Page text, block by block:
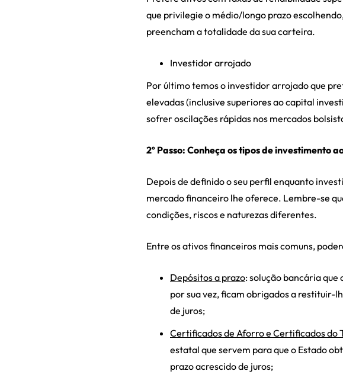
que privilegie o médio/longo prazo
preencham a totalidade da sua carteira.
Investidor arrojado
Por último temos o investidor arrojado que
elevadas (inclusive superiores ao capital
sofrer oscilações rápidas nos mercados
2º Passo: Conheça os tipos de investimento
Depois de definido o seu perfil enquanto
mercado financeiro lhe oferece. Lembre-se
condições, riscos e naturezas diferentes.
Entre os ativos financeiros mais comuns,
Depósitos a prazo: solução bancária
por sua vez, ficam obrigados a restituir-
de juros;
Certificados de Aforro e Certificados do
estatal que servem para que o Estado
prazo acrescido de juros;